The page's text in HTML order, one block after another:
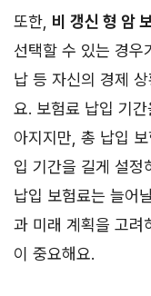
또한, 비 갱신 형 암
선택할 수 있는 경
납 등 자신의 경제
요. 보험료 납입 기
아지지만, 총 납입
입 기간을 길게 설정
납입 보험료는 늘어
과 미래 계획을 고려
이 중요해요.